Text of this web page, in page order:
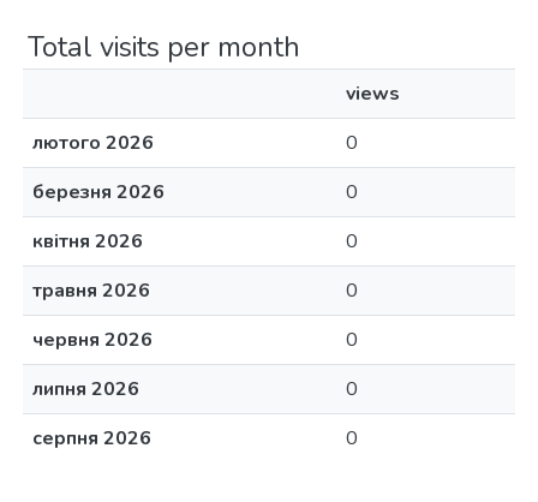
Total visits per month
views
лютого 2026
0
березня 2026
0
квітня 2026
0
травня 2026
0
червня 2026
0
липня 2026
0
серпня 2026
0